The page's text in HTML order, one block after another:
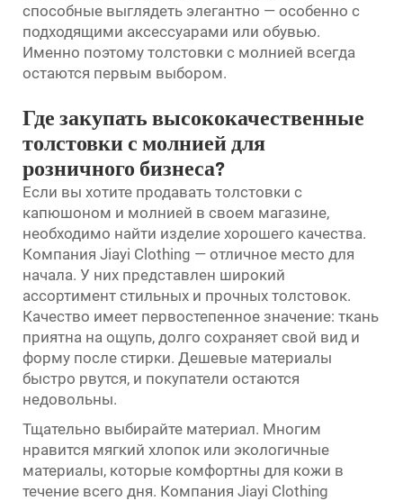
способные выглядеть элегантно — особенно с
подходящими аксессуарами или обувью.
Именно поэтому толстовки с молнией всегда
остаются первым выбором.
Где закупать высококачественные
толстовки с молнией для
розничного бизнеса?
Если вы хотите продавать толстовки с
капюшоном и молнией в своем магазине,
необходимо найти изделие хорошего качества.
Компания Jiayi Clothing — отличное место для
начала. У них представлен широкий
ассортимент стильных и прочных толстовок.
Качество имеет первостепенное значение: ткань
приятна на ощупь, долго сохраняет свой вид и
форму после стирки. Дешевые материалы
быстро рвутся, и покупатели остаются
недовольны.
Тщательно выбирайте материал. Многим
нравится мягкий хлопок или экологичные
материалы, которые комфортны для кожи в
течение всего дня. Компания Jiayi Clothing